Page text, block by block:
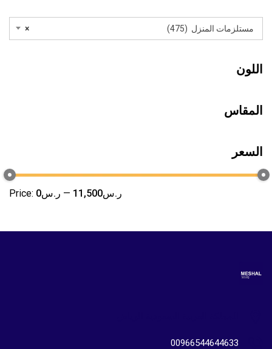
× مستلزمات المنزل (475)
اللون
المقاس
السعر
Price: ر.س0 — ر.س11,500
00966544644633